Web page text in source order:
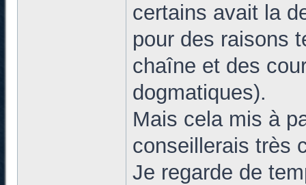
certains avait la
pour des raisons
chaîne et des
dogmatiques).
Mais cela mis à
conseillerais très
Je regarde de